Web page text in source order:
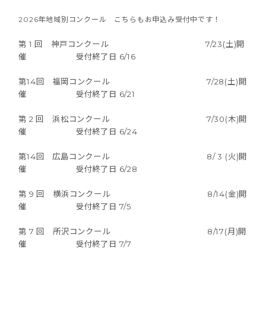
2026年地域別コンクール こちらもお申込み受付中です！
第 1 回 神戸コンクール 7/23(土)開
催 受付終了日 6/16
第14回 福岡コンクール 7/28(土)開
催 受付終了日 6/21
第 2 回 浜松コンクール 7/30(木)開
催 受付終了日 6/24
第14回 広島コンクール 8/ 3 (火)開
催 受付終了日 6/28
第 9 回 横浜コンクール 8/14(金)開
催 受付終了日 7/5
第 7 回 所沢コンクール 8/17(月)開
催 受付終了日 7/7